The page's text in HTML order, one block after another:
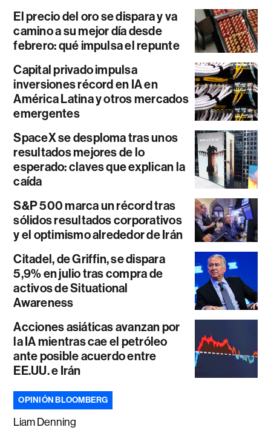
El precio del oro se dispara y va
camino a su mejor día desde
febrero: qué impulsa el repunte
Capital privado impulsa
inversiones récord en IA en
América Latina y otros mercados
emergentes
SpaceX se desploma tras unos
resultados mejores de lo
esperado: claves que explican la
caída
S&P 500 marca un récord tras
sólidos resultados corporativos
y el optimismo alrededor de Irán
Citadel, de Griffin, se dispara
5,9% en julio tras compra de
activos de Situational
Awareness
Acciones asiáticas avanzan por
la IA mientras cae el petróleo
ante posible acuerdo entre
EE.UU. e Irán
OPINIÓN BLOOMBERG
Liam Denning